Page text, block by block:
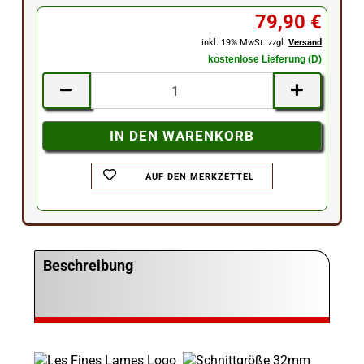
79,90 €
inkl. 19% MwSt. zzgl.Versand
kostenlose Lieferung (D)
AUF DEN MERKZETTEL
Beschreibung